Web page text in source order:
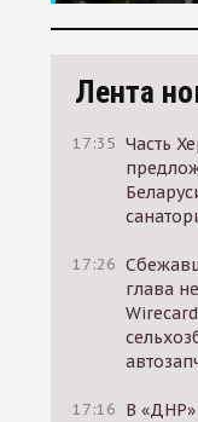
Лента
17:35 Часть
17:26
глава
17:16 В «ДНР»